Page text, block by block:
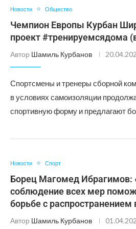
Новости Общество
Чемпион Европы Курбан
проект #тренируемсядома
Автор Шамиль Курбанов
Спортсмены и тренеры сборной
в условиях самоизоляции
спортивную форму и предлагают
Новости Спорт
Борец Магомед Ибрагимов:
соблюдение всех мер
борьбе с распространением
Автор Шамиль Курбанов